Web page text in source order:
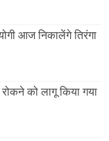
आज निकालेंगे तिरंगा
रोकने को लागू किया गया